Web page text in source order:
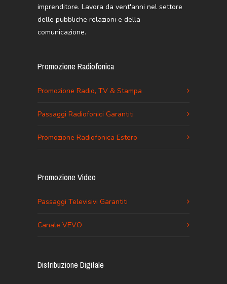
imprenditore. Lavora da vent'anni nel settore
delle pubbliche relazioni e della
comunicazione.
Promozione Radiofonica
Promozione Radio, TV & Stampa
Passaggi Radiofonici Garantiti
Promozione Radiofonica Estero
Promozione Video
Passaggi Televisivi Garantiti
Canale VEVO
Distribuzione Digitale